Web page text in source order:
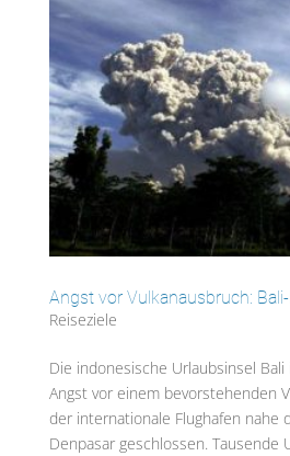
Angst vor Vulkanausbruch:
Reiseziele
Die indonesische Urlaubsinsel
Angst vor einem bevorstehenden
der internationale Flughafen nahe
Denpasar geschlossen. Tausende